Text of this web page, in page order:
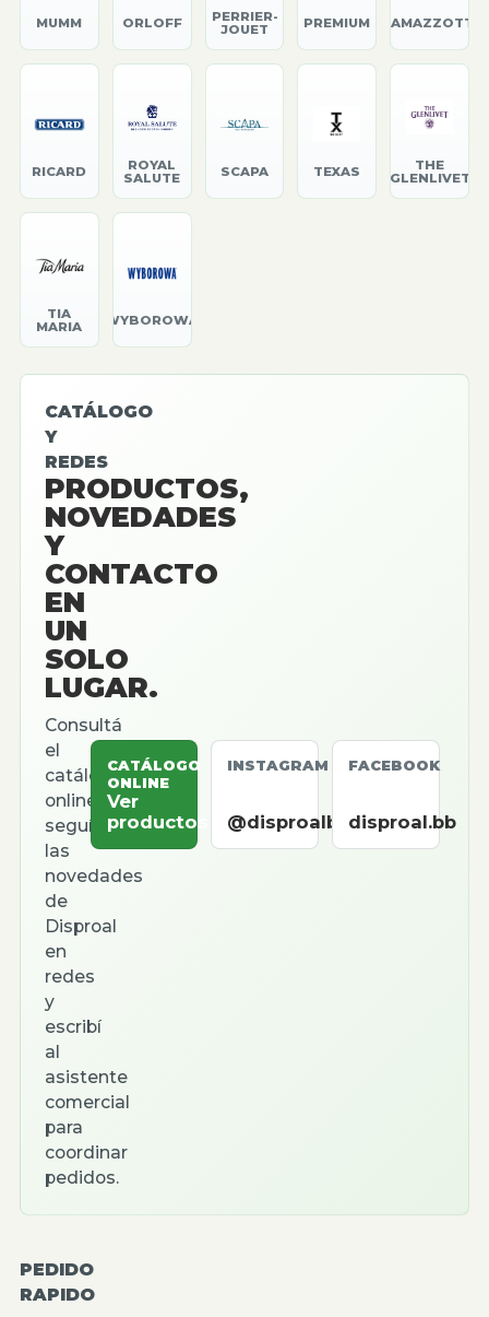
MUMM ORLOFF
PERRIER-
JOUET
PREMIUM RAMAZZOTTI
RICARD
ROYAL
SALUTE
SCAPA TEXAS
THE
GLENLIVET
TIA
MARIA
WYBOROWA
CATÁLOGO
Y
REDES
PRODUCTOS,
NOVEDADES
Y
CONTACTO
EN
UN
SOLO
LUGAR.
Consultá
el
catálogo
online,
seguí
las
novedades
de
Disproal
en
redes
y
escribí
al
asistente
comercial
para
coordinar
pedidos.
CATÁLOGO
ONLINE
Ver
productos
INSTAGRAM
@disproalbb
FACEBOOK
disproal.bb
PEDIDO
RAPIDO